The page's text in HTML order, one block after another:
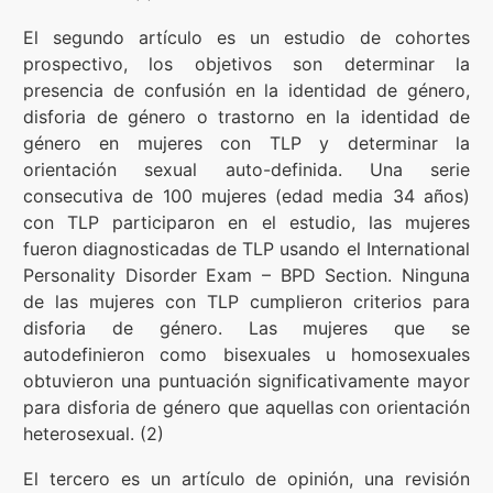
El segundo artículo es un estudio de cohortes
prospectivo, los objetivos son determinar la
presencia de confusión en la identidad de género,
disforia de género o trastorno en la identidad de
género en mujeres con TLP y determinar la
orientación sexual auto-definida. Una serie
consecutiva de 100 mujeres (edad media 34 años)
con TLP participaron en el estudio, las mujeres
fueron diagnosticadas de TLP usando el International
Personality Disorder Exam – BPD Section. Ninguna
de las mujeres con TLP cumplieron criterios para
disforia de género. Las mujeres que se
autodefinieron como bisexuales u homosexuales
obtuvieron una puntuación significativamente mayor
para disforia de género que aquellas con orientación
heterosexual. (2)
El tercero es un artículo de opinión, una revisión